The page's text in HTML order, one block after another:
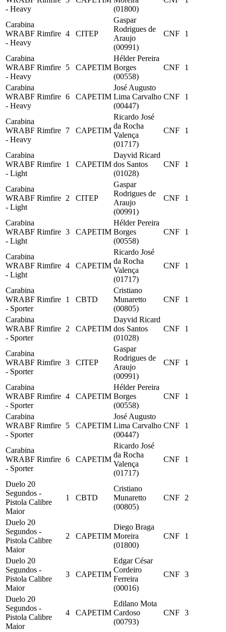
- Heavy
(01800)
Carabina
WRABF Rimfire
- Heavy
4 CITEP
Gaspar
Rodrigues de
Araujo
(00991)
CNF 1
Carabina
WRABF Rimfire
- Heavy
5 CAPETIM
Hélder Pereira
Borges
(00558)
CNF 1
Carabina
WRABF Rimfire
- Heavy
6 CAPETIM
José Augusto
Lima Carvalho
(00447)
CNF 1
Carabina
WRABF Rimfire
- Heavy
7 CAPETIM
Ricardo José
da Rocha
Valença
(01717)
CNF 1
Carabina
WRABF Rimfire
- Light
1 CAPETIM
Dayvid Ricard
dos Santos
(01028)
CNF 1
Carabina
WRABF Rimfire
- Light
2 CITEP
Gaspar
Rodrigues de
Araujo
(00991)
CNF 1
Carabina
WRABF Rimfire
- Light
3 CAPETIM
Hélder Pereira
Borges
(00558)
CNF 1
Carabina
WRABF Rimfire
- Light
4 CAPETIM
Ricardo José
da Rocha
Valença
(01717)
CNF 1
Carabina
WRABF Rimfire
- Sporter
1 CBTD
Cristiano
Munaretto
(00805)
CNF 1
Carabina
WRABF Rimfire
- Sporter
2 CAPETIM
Dayvid Ricard
dos Santos
(01028)
CNF 1
Carabina
WRABF Rimfire
- Sporter
3 CITEP
Gaspar
Rodrigues de
Araujo
(00991)
CNF 1
Carabina
WRABF Rimfire
- Sporter
4 CAPETIM
Hélder Pereira
Borges
(00558)
CNF 1
Carabina
WRABF Rimfire
- Sporter
5 CAPETIM
José Augusto
Lima Carvalho
(00447)
CNF 1
Carabina
WRABF Rimfire
- Sporter
6 CAPETIM
Ricardo José
da Rocha
Valença
(01717)
CNF 1
Duelo 20
Segundos -
Pistola Calibre
Maior
1 CBTD
Cristiano
Munaretto
(00805)
CNF 2
Duelo 20
Segundos -
Pistola Calibre
Maior
2 CAPETIM
Diego Braga
Moreira
(01800)
CNF 1
Duelo 20
Segundos -
Pistola Calibre
Maior
3 CAPETIM
Edgar César
Cordeiro
Ferreira
(00016)
CNF 3
Duelo 20
Segundos -
Pistola Calibre
Maior
4 CAPETIM
Edilano Mota
Cardoso
(00793)
CNF 3